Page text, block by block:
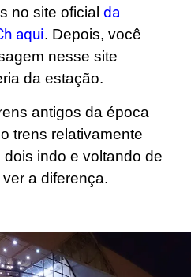
no site oficial da
aqui. Depois, você
nesse site
da estação.
antigos da época
trens relativamente
indo e voltando de
a diferença.